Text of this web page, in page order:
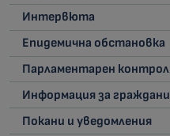
Интервюта
Епидемична обстановка
Парламентарен контрол
Информация за граждани
Покани и уведомления